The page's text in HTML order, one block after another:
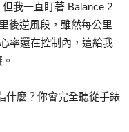
我一直盯著 Balance 2
後逆風段，雖然每公里
率還在控制內，這給我
什麼？你會完全聽從手錶